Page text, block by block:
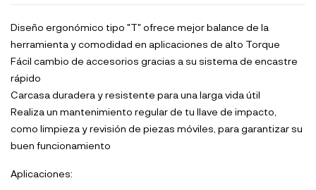
Diseño ergonómico tipo "T" ofrece mejor balance de la
herramienta y comodidad en aplicaciones de alto Torque
Fácil cambio de accesorios gracias a su sistema de encastre
rápido
Carcasa duradera y resistente para una larga vida útil
Realiza un mantenimiento regular de tu llave de impacto,
como limpieza y revisión de piezas móviles, para garantizar su
buen funcionamiento
Aplicaciones: